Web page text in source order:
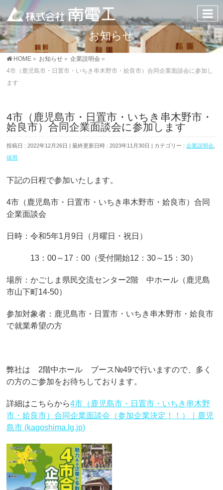
お知らせ
HOME » お知らせ » 企業説明会 »
4市（鹿児島市・日置市・いちき串木野市・姶良市）合同企業面談会に参加し
ます
4市（鹿児島市・日置市・いちき串木野市・
姶良市）合同企業面談会に参加します
投稿日 : 2022年12月26日 最終更新日時 : 2023年11月30日 カテゴリー :企業説明会
採用
下記の日程で参加いたします。
4市（鹿児島市・日置市・いちき串木野市・姶良市）合同
企業面談会
日時：令和5年1月9日（月曜日・祝日）
13：00～17：00（受付開始12：30～15：30）
場所：かごしま県民交流センター2階 中ホール（鹿児島
市山下町14-50）
参加対象者：鹿児島市・日置市・いちき串木野市・姶良市
で就業希望の方
弊社は 2階中ホール ブース№49で行いますので、多く
の方のご参加をお待ちしております。
詳細はこちらから4市（鹿児島市・日置市・いちき串木野
市・姶良市）合同企業面談会（参加企業決定！！）｜鹿児
島市 (kagoshima.lg.jp)